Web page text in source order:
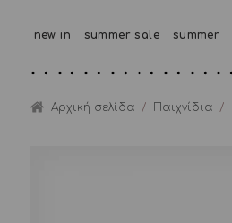
new in summer sale summer
Αρχική σελίδα / Παιχνίδια /